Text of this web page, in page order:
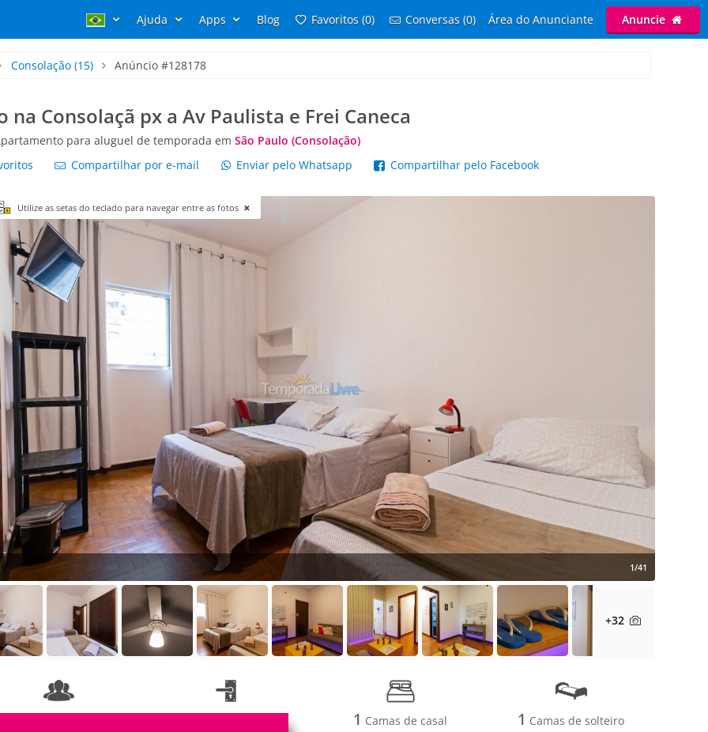
Ajuda Apps Blog Favoritos (0) Conversas (0) Área do Anunciante Anuncie
Consolação(15) Anúncio #128178
na Consolaçã px a Av Paulista e Frei Caneca
para aluguel de temporada em São Paulo (Consolação)
Compartilhar por e-mail Enviar pelo Whatsapp Compartilhar pelo Facebook
Utilize as setas do teclado para navegar entre as fotos
1/41
+32
3 1 1 Camas de casal 1 Camas de solteiro